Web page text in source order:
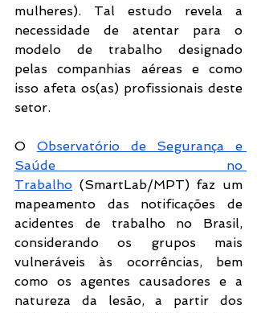
mulheres). Tal estudo revela a
necessidade de atentar para o
modelo de trabalho designado
pelas companhias aéreas e como
isso afeta os(as) profissionais deste
setor.
O Observatório de Segurança e
Saúde no
Trabalho (SmartLab/MPT) faz um
mapeamento das notificações de
acidentes de trabalho no Brasil,
considerando os grupos mais
vulneráveis às ocorrências, bem
como os agentes causadores e a
natureza da lesão, a partir dos